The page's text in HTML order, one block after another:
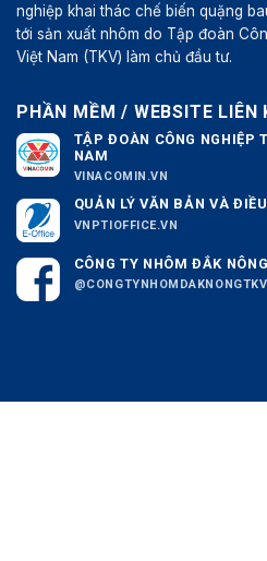
nghiệp khai thác chế biến quặng
tới sản xuất nhôm do Tập đoàn
Việt Nam (TKV) làm chủ đầu tư.
PHẦN MỀM / WEBSITE LIÊN
TẬP ĐOÀN CÔNG NGHIỆP
NAM
VINACOMIN.VN
QUẢN LÝ VĂN BẢN VÀ
VNPTIOFFICE.VN
CÔNG TY NHÔM ĐẮK
@CONGTYNHOMDAKNONGTKV